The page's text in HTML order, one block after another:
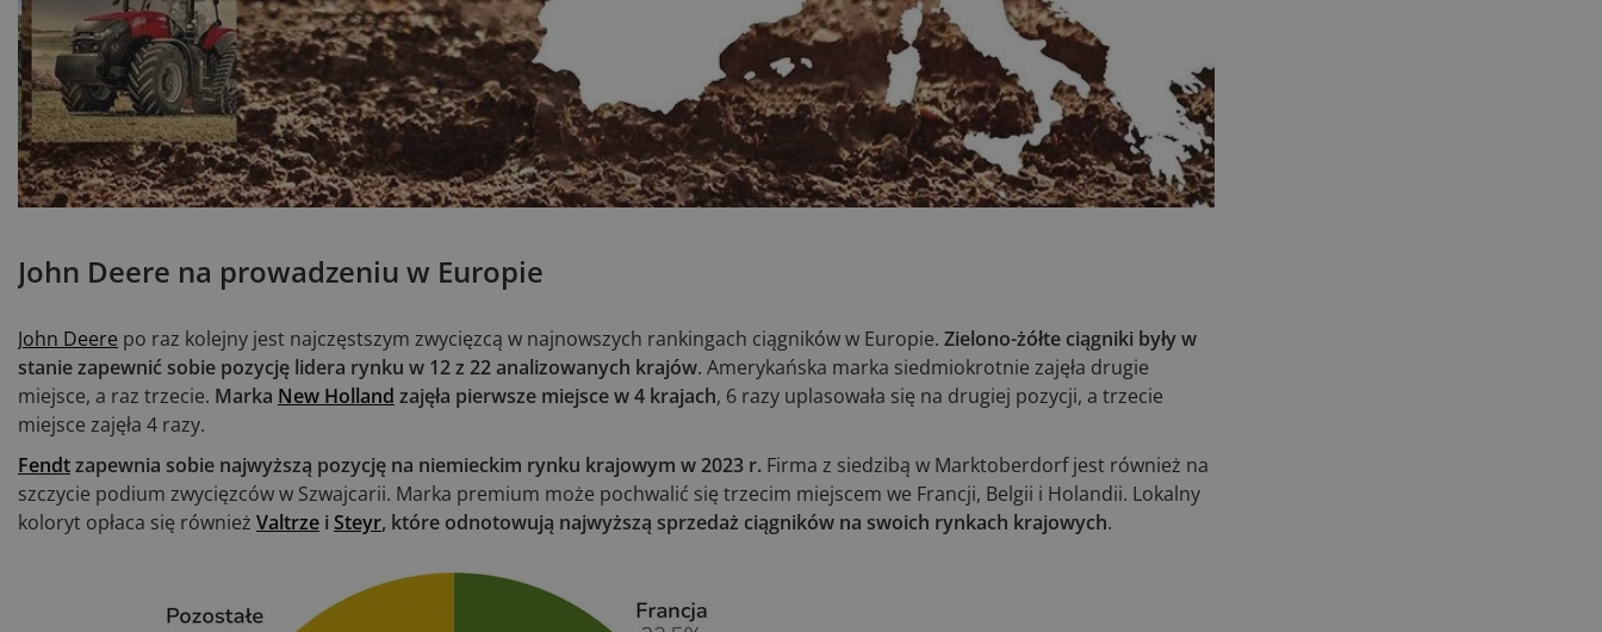
John Deere na prowadzeniu w Europie
John Deere po raz kolejny jest najczęstszym zwycięzcą w najnowszych rankingach ciągników w Europie. Zielono-żółte ciągniki były w
stanie zapewnić sobie pozycję lidera rynku w 12 z 22 analizowanych krajów. Amerykańska marka siedmiokrotnie zajęła drugie
miejsce, a raz trzecie. Marka New Holland zajęła pierwsze miejsce w 4 krajach, 6 razy uplasowała się na drugiej pozycji, a trzecie
miejsce zajęła 4 razy.
Fendtzapewnia sobie najwyższą pozycję na niemieckim rynku krajowym w 2023 r. Firma z siedzibą w Marktoberdorf jest również na
szczycie podium zwycięzców w Szwajcarii. Marka premium może pochwalić się trzecim miejscem we Francji, Belgii i Holandii. Lokalny
koloryt opłaca się również Valtrze i Steyr, które odnotowują najwyższą sprzedaż ciągników na swoich rynkach krajowych.